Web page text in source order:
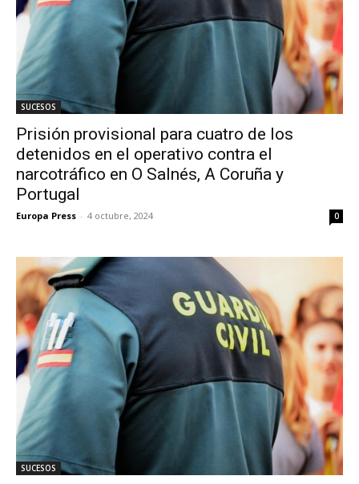
SUCESOS
Prisión provisional para cuatro de los
detenidos en el operativo contra el
narcotráfico en O Salnés, A Coruña y
Portugal
Europa Press - 4 octubre, 2024 0
SUCESOS